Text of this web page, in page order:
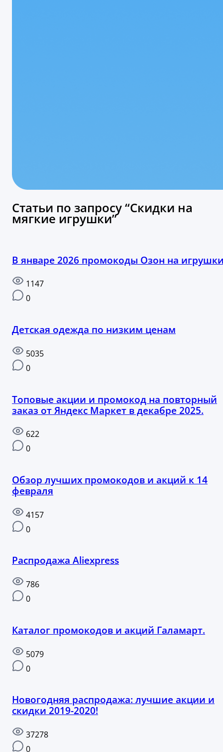
Статьи по запросу “Скидки на
мягкие игрушки”
В январе 2026 промокоды Озон на
1147
0
Детская одежда по низким ценам
5035
0
Топовые акции и промокод на повторный
заказ от Яндекс Маркет в декабре 2025.
622
0
Обзор лучших промокодов и акций к 14
февраля
4157
0
Распродажа Aliexpress
786
0
Каталог промокодов и акций Галамарт.
5079
0
Новогодняя распродажа: лучшие акции и
скидки 2019-2020!
37278
0